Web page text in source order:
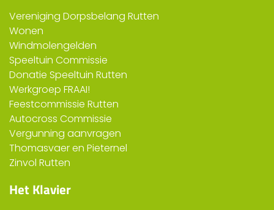
Vereniging Dorpsbelang Rutten
Wonen
Windmolengelden
Speeltuin Commissie
Donatie Speeltuin Rutten
Werkgroep FRAAI!
Feestcommissie Rutten
Autocross Commissie
Vergunning aanvragen
Thomasvaer en Pieternel
Zinvol Rutten
Het Klavier